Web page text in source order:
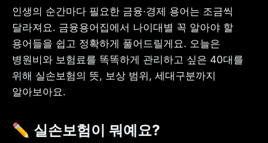
사업자 등록번호 : 462-86-01671
한국지식재산센터)
대표 : 이은미
인생의 순간마다 필요한 금융·경제 용어는 조금씩
달라져요. 금융용어집에서 나이대별 꼭 알아야 할
용어들을 쉽고 정확하게 풀어드릴게요. 오늘은
병원비와 보험료를 똑똑하게 관리하고 싶은 40대를
위해 실손보험의 뜻, 보상 범위, 세대구분까지
알아보아요.
✏️ 실손보험이 뭐예요?